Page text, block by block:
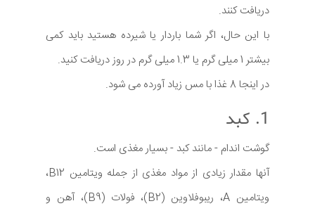
دریافت کنند.
با این حال، اگر شما باردار یا شیرده هستید باید کمی
بیشتر 1 میلی گرم یا 1.3 میلی گرم در روز دریافت کنید.
در اینجا 8 غذا با مس زیاد آورده می شود.
1. کبد
گوشت اندام - مانند کبد - بسیار مغذی است.
آنها مقدار زیادی از مواد مغذی از جمله ویتامین B12،
ویتامین A، ریبوفلاوین (B2)، فولات (B9)، آهن و